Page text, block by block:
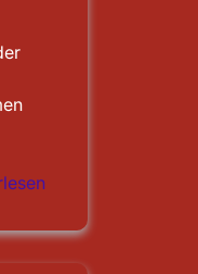
Main-